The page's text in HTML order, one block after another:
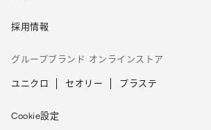
採用情報
グループブランド オンラインストア
ユニクロ セオリー プラステ
Cookie設定